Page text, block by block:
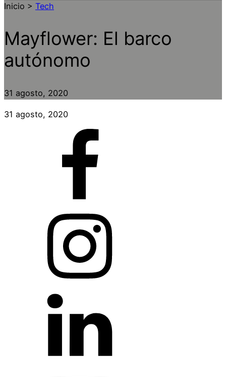
Inicio > Tech
Mayflower: El barco
autónomo
31 agosto, 2020
31 agosto, 2020